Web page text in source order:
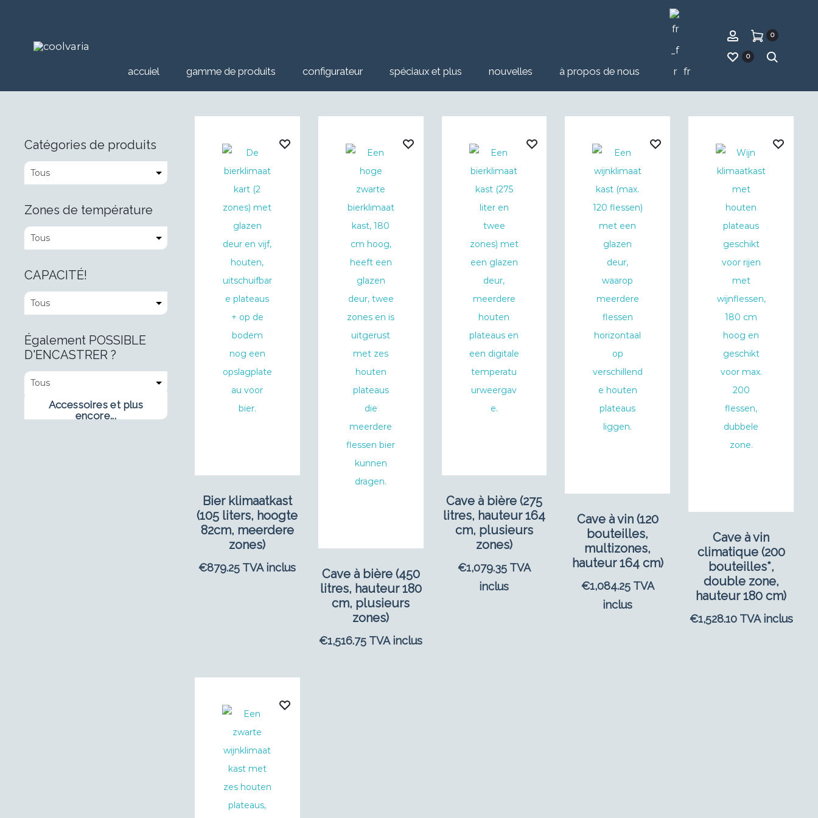
accuiel gamme de produits configurateur spéciaux et plus nouvelles à propos de nous fr
compte
0
0
Bier klimaatkast
(105 liters, hoogte
82cm, meerdere
zones)
€879.25 TVA inclus
Cave à bière (450
litres, hauteur 180
cm, plusieurs
zones)
€1,516.75 TVA inclus
Cave à bière (275
litres, hauteur 164
cm, plusieurs
zones)
€1,079.35 TVA
inclus
Cave à vin (120
bouteilles,
multizones,
hauteur 164 cm)
€1,084.25 TVA
inclus
Cave à vin
climatique (200
bouteilles*,
double zone,
hauteur 180 cm)
€1,528.10 TVA inclus
Catégories de produits
Zones de température
CAPACITÉ!
Également POSSIBLE
D'ENCASTRER ?
Accessoires et plus
encore...